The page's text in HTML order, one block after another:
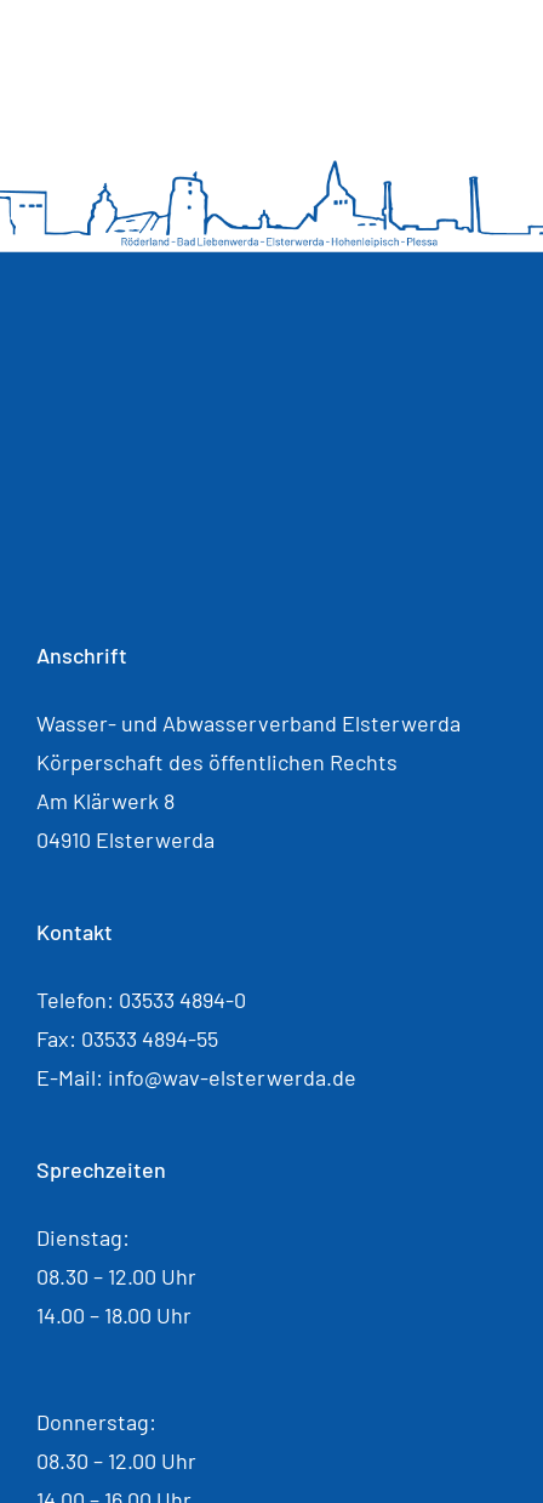
Anschrift
Wasser- und Abwasserverband Elsterwerda
Körperschaft des öffentlichen Rechts
Am Klärwerk 8
04910 Elsterwerda
Kontakt
Telefon: 03533 4894-0
Fax: 03533 4894-55
E-Mail: info@wav-elsterwerda.de
Sprechzeiten
Dienstag:
08.30 – 12.00 Uhr
14.00 – 18.00 Uhr
Donnerstag:
08.30 – 12.00 Uhr